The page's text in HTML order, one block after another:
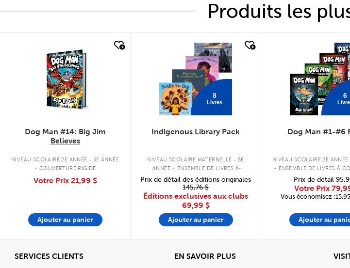
Produits les
Dog Man #14: Big Jim
Believes
NIVEAU SCOLAIRE 2E ANNÉE - 5E ANNÉE
. COUVERTURE RIGIDE
Votre Prix 21,99 $
Ajouter au panier
8
Livres
Indigenous Library Pack
NIVEAU SCOLAIRE MATERNELLE - 5E
ANNÉE . ENSEMBLE DE LIVRES À
COUVERTURE SOUPLE
Prix de détail des éditions originales
145,76 $
Éditions exclusives aux clubs
69,99 $
Ajouter au panier
6
Dog Man #1-#6
NIVEAU SCOLAIRE 2E
. ENSEMBLE DE LIVRES À
RIGIDE
Prix de détail
Votre Prix
Vous économisez :15,95
Ajouter au
SERVICES CLIENTSAfficher EN SAVOIR PLUSView